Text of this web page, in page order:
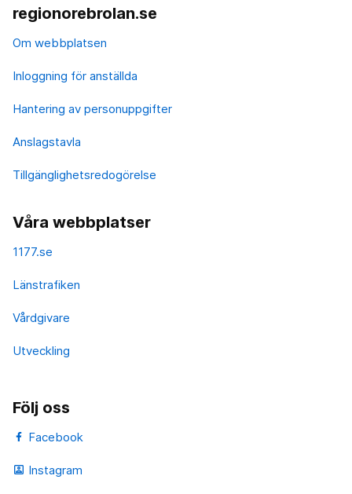
regionorebrolan.se
Om webbplatsen
Inloggning för anställda
Hantering av personuppgifter
Anslagstavla
Tillgänglighetsredogörelse
Våra webbplatser
1177.se
Länstrafiken
Vårdgivare
Utveckling
Följ oss
Facebook
portrait Instagram